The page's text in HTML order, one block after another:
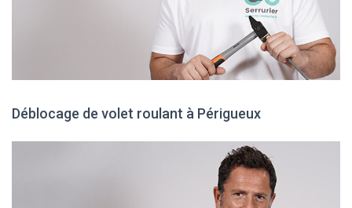
Déblocage de volet roulant à Périgueux